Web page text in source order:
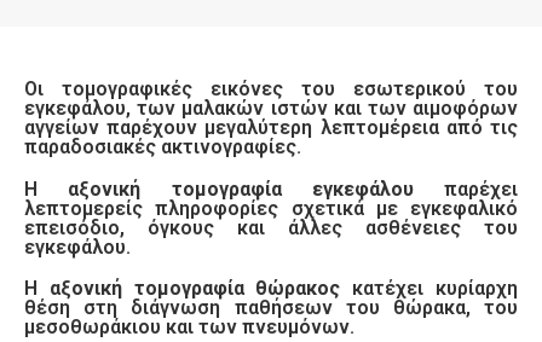
Οι τομογραφικές εικόνες του εσωτερικού του
εγκεφάλου, των μαλακών ιστών και των αιμοφόρων
αγγείων παρέχουν μεγαλύτερη λεπτομέρεια από τις
παραδοσιακές ακτινογραφίες.
Η αξονική τομογραφία εγκεφάλουπαρέχει
λεπτομερείς πληροφορίες σχετικά με εγκεφαλικό
επεισόδιο, όγκους και άλλες ασθένειες του
εγκεφάλου.
Η αξονική τομογραφία θώρακος κατέχει κυρίαρχη
θέση στη διάγνωση παθήσεων του θώρακα, του
μεσοθωράκιου και των πνευμόνων.